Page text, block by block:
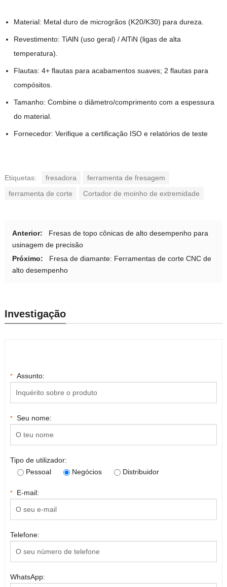
Material: Metal duro de microgrãos (K20/K30) para dureza.
Revestimento: TiAlN (uso geral) / AlTiN (ligas de alta
temperatura).
Flautas: 4+ flautas para acabamentos suaves; 2 flautas para
compósitos.
Tamanho: Combine o diâmetro/comprimento com a espessura
do material.
Fornecedor: Verifique a certificação ISO e relatórios de teste
Etiquetas: fresadora
ferramenta de fresagem
ferramenta de corte
Cortador de moinho de extremidade
Anterior:
Fresas de topo cônicas de alto desempenho para
usinagem de precisão
Próximo:
Fresa de diamante: Ferramentas de corte CNC de
alto desempenho
Investigação
* Assunto:
* Seu nome:
Tipo de utilizador:
Pessoal
Negócios Distribuidor
* E-mail:
Telefone:
WhatsApp: